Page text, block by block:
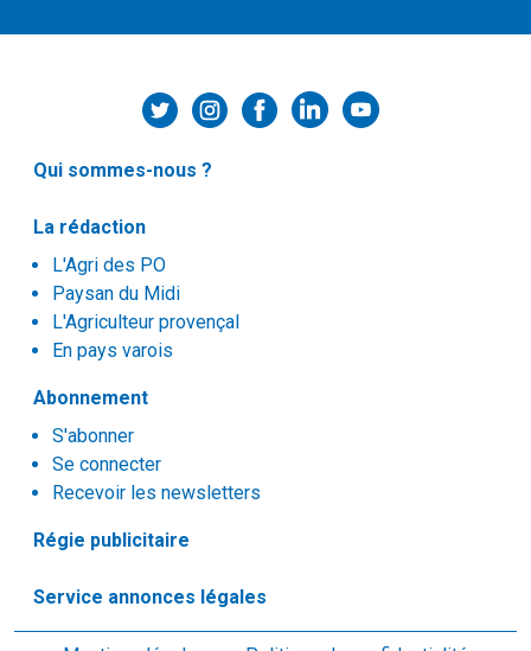
Qui sommes-nous ?
La rédaction
L'Agri des PO
Paysan du Midi
L'Agriculteur provençal
En pays varois
Abonnement
S'abonner
Se connecter
Recevoir les newsletters
Régie publicitaire
Service annonces légales